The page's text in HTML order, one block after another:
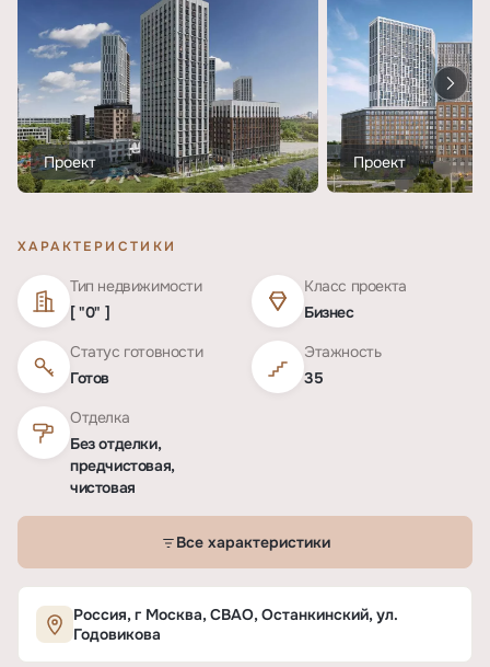
Проект Проект
ХАРАКТЕРИСТИКИ
Тип недвижимости
[ "0" ]
Класс проекта
Бизнес
Статус готовности
Готов
Этажность
35
Отделка
Без отделки,
предчистовая,
чистовая
Все характеристики
Характеристики ЖК «iLove»
Россия, г Москва, СВАО, Останкинский, ул.
Годовикова